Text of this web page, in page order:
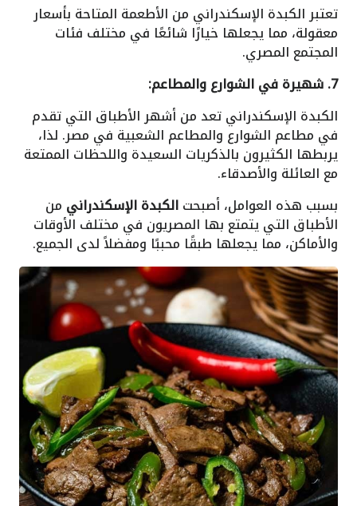
تعتبر الكبدة الإسكندراني من الأطعمة المتاحة بأسعار
معقولة، مما يجعلها خيارًا شائعًا في مختلف فئات
المجتمع المصري.
7. شهيرة في الشوارع والمطاعم:
الكبدة الإسكندراني تعد من أشهر الأطباق التي تقدم
في مطاعم الشوارع والمطاعم الشعبية في مصر. لذا،
يربطها الكثيرون بالذكريات السعيدة واللحظات الممتعة
مع العائلة والأصدقاء.
بسبب هذه العوامل، أصبحتالكبدة الإسكندراني من
الأطباق التي يتمتع بها المصريون في مختلف الأوقات
والأماكن، مما يجعلها طبقًا محببًا ومفضلاً لدى الجميع.